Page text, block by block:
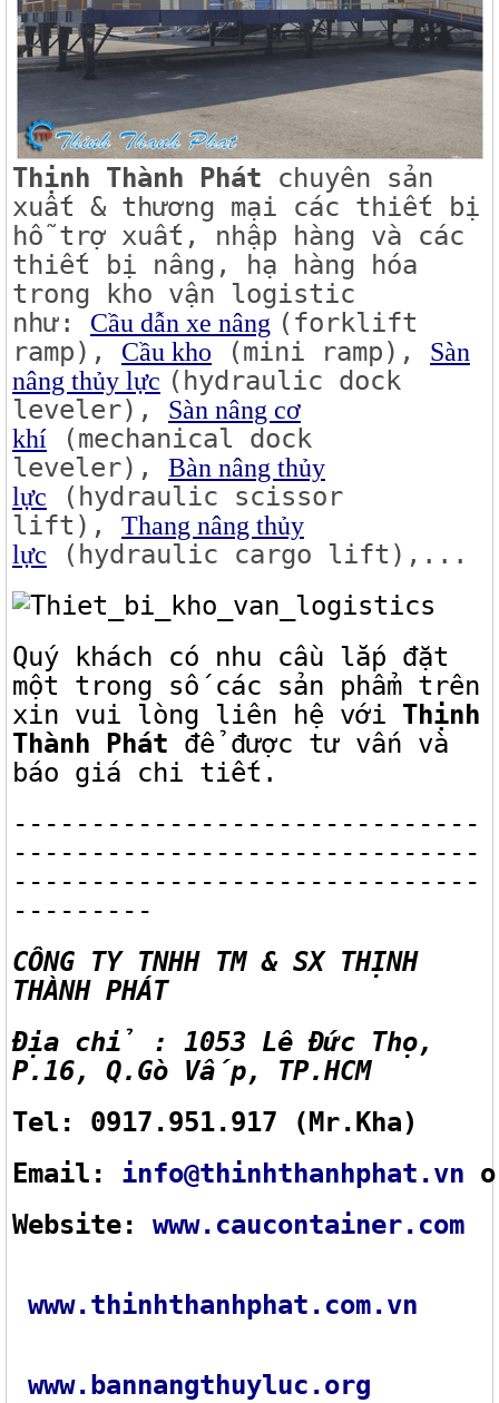
Thịnh Thành Phát chuyên sản
xuất & thương mại các thiết bị
hỗ trợ xuất, nhập hàng và các
thiết bị nâng, hạ hàng hóa
trong kho vận logistic
như: Cầu dẫn xe nâng (forklift
ramp), Cầu kho (mini ramp), Sàn
nâng thủy lực (hydraulic dock
leveler), Sàn nâng cơ
khí (mechanical dock
leveler), Bàn nâng thủy
lực (hydraulic scissor
lift), Thang nâng thủy
lực (hydraulic cargo lift),...
Quý khách có nhu cầu lắp đặt
một trong số các sản phẩm trên
xin vui lòng liên hệ với Thịnh
Thành Phát để được tư vấn và
báo giá chi tiết.
------------------------------
------------------------------
------------------------------
---------
CÔNG TY TNHH TM & SX THỊNH
THÀNH PHÁT
Địa chỉ : 1053 Lê Đức Thọ,
P.16, Q.Gò Vấp, TP.HCM
Tel: 0917.951.917 (Mr.Kha)
Email: info@thinhthanhphat.vn
Website: www.caucontainer.com
www.thinhthanhphat.com.vn
www.bannangthuyluc.org